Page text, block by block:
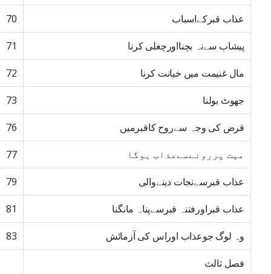
عذاب قبرکےاسباب 70
پیشاب سےنہ بچنااورچغلی کرنا 71
مال غنیمت میں خیانت کرنا 72
جھوٹ بولنا 73
قرض کی وجہ سےروح کاقبرمیں 76
میت پررونےسےعذاب ہوگا 77
عذاب قبرسےنجات دینےوالی 79
عذاب قبراورفتنہ قبرسےپناہ مانگنا 81
وہ لوگ جوعذاب اوراس کی آزمائش 83
فصل ثالث